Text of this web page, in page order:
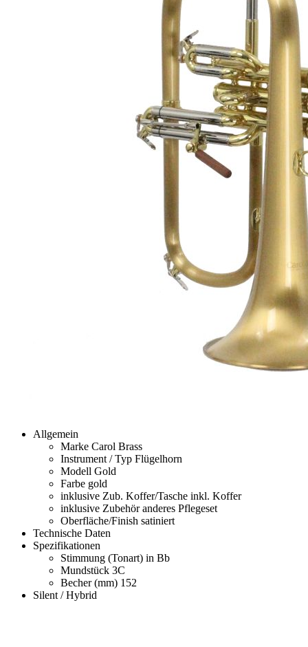
Allgemein
Marke Carol Brass
Instrument / Typ Flügelhorn
Modell Gold
Farbe gold
inklusive Zub. Koffer/Tasche inkl. Koffer
inklusive Zubehör anderes Pflegeset
Oberfläche/Finish satiniert
Technische Daten
Spezifikationen
Stimmung (Tonart) in Bb
Mundstück 3C
Becher (mm) 152
Silent / Hybrid